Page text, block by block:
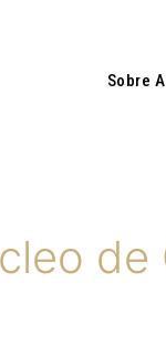
Sobre